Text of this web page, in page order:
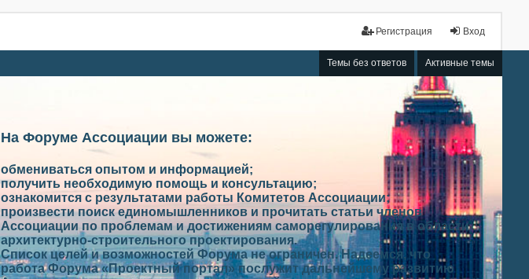
Вход
Регистрация
Темы без ответов Активные темы
На Форуме Ассоциации вы можете:
обмениваться опытом и информацией;
получить необходимую помощь и консультацию;
ознакомится с результатами работы Комитетов Ассоциации;
произвести поиск единомышленников и прочитать статьи членов
Ассоциации по проблемам и достижениям саморегулирования в области
архитектурно-строительного проектирования.
Список целей и возможностей Форума не ограничен. Надеемся, что
работа Форума «Проектный портал» послужит дальнейшему развитию